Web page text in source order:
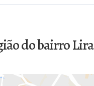
do bairro Lira